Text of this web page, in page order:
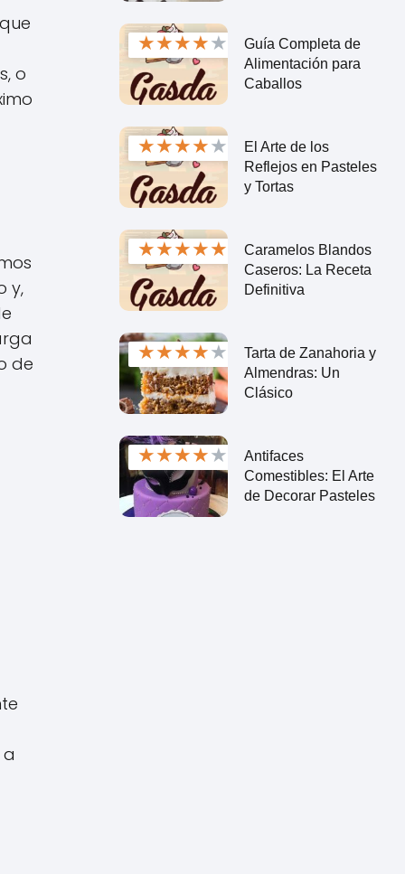
o
y,
de
★★★★★
Guía Completa de
Alimentación para
Caballos
★★★★★
El Arte de los
Reflejos en Pasteles
y Tortas
★★★★★
Caramelos Blandos
Caseros: La Receta
Definitiva
★★★★★
Tarta de Zanahoria y
Almendras: Un
Clásico
★★★★★
Antifaces
Comestibles: El Arte
de Decorar Pasteles